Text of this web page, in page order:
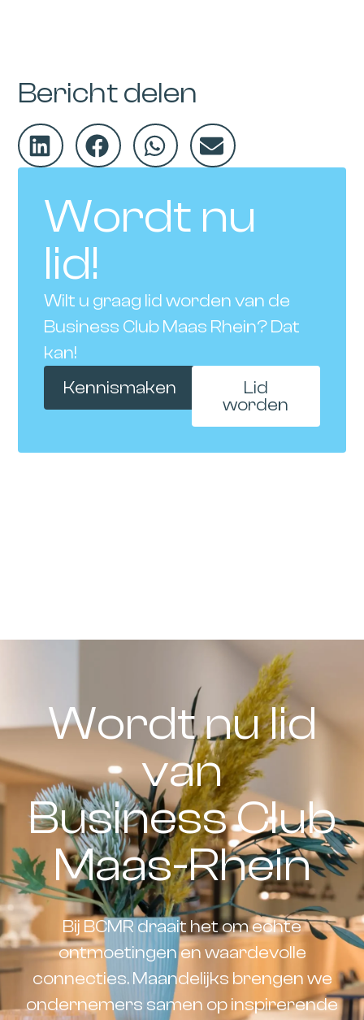
Bericht delen
Wordt nu
lid!
Wilt u graag lid worden van de
Business Club Maas Rhein? Dat
kan!
Kennismaken
Lid
worden
Wordt nu lid
van
Business Club
Maas-Rhein
Bij BCMR draait het om echte
ontmoetingen en waardevolle
connecties. Maandelijks brengen we
ondernemers samen op inspirerende